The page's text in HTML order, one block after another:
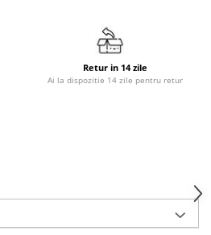
Retur in 14 zile
Ai la dispozitie 14 zile pentru retur